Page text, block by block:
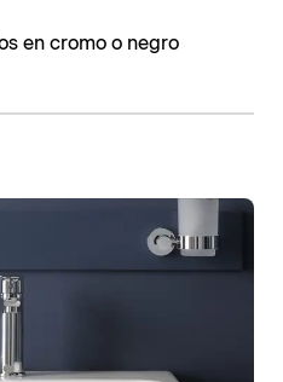
en cromo o negro